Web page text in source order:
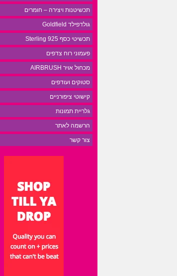
תכשיטנות ויצירה – חומרים
גולדפילד Goldfield
תכשיטי כסף 925 Sterling
פעמוני רוח צדפים
מכחול אויר AIRBRUSH
סטוקים ועודפים
קישוטי ציפורניים
גלריית תמונות
הרשמה לאתר
צור קשר